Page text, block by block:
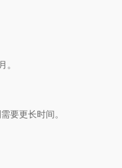
。
要更长时间。